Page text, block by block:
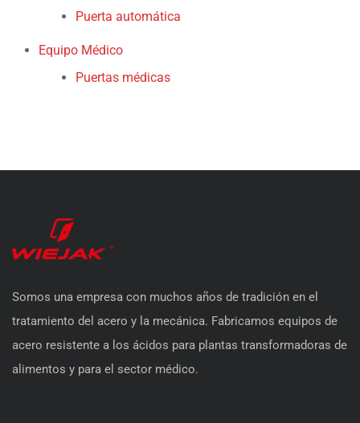
Puerta automática
Equipo Médico
Puertas médicas
Somos una empresa con muchos años de tradición en el
tratamiento del acero y la mecánica. Fabricamos equipos de
acero resistente a los ácidos para plantas transformadoras de
alimentos y para el sector médico.